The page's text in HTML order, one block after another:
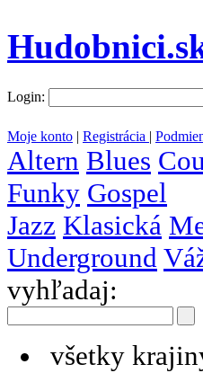
Login:
Moje konto | Registrácia |
Altern Blues
Funky Gospel
Jazz Klasická
Underground
vyhľadaj:
všetky